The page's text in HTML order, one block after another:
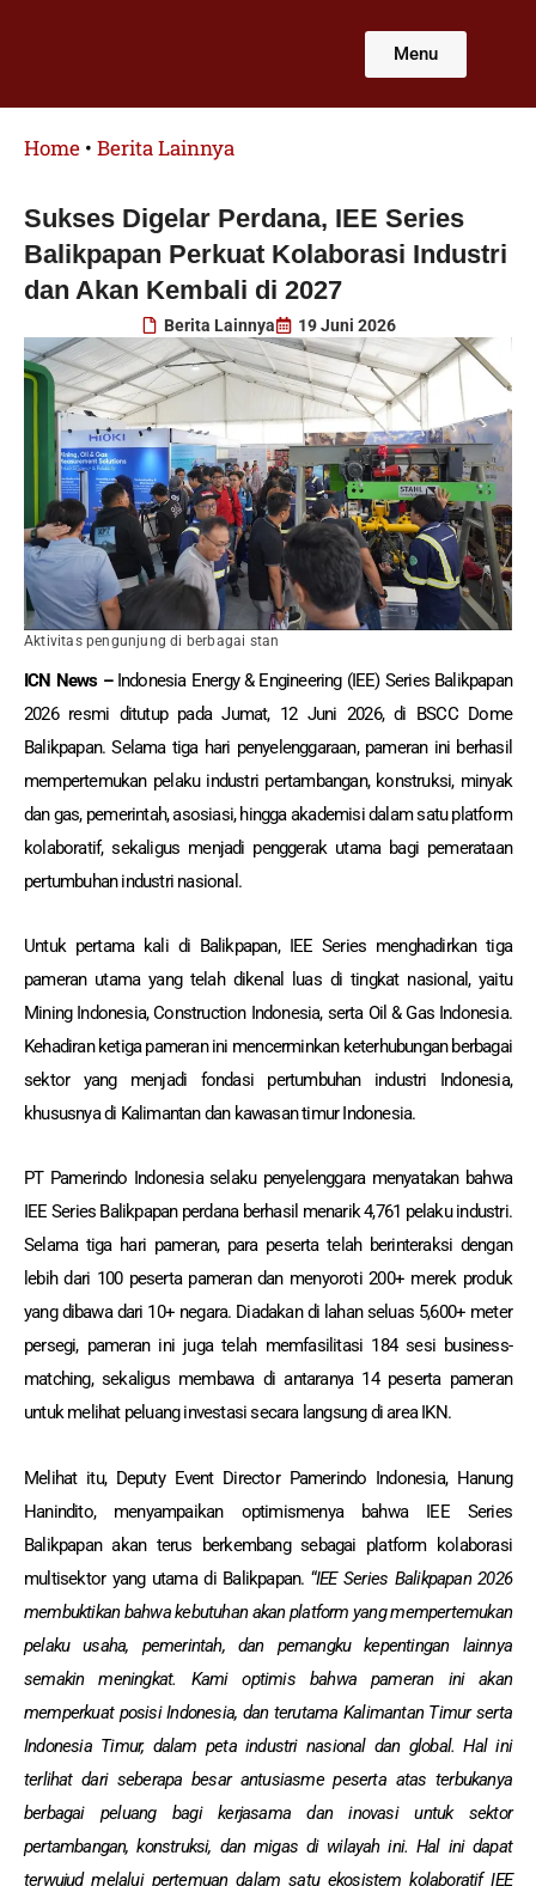
Menu
Home • Berita Lainnya
Sukses Digelar Perdana, IEE Series
Balikpapan Perkuat Kolaborasi Industri
dan Akan Kembali di 2027
Berita Lainnya 19 Juni 2026
Aktivitas pengunjung di berbagai stan
ICN News – Indonesia Energy & Engineering (IEE) Series Balikpapan
2026 resmi ditutup pada Jumat, 12 Juni 2026, di BSCC Dome
Balikpapan. Selama tiga hari penyelenggaraan, pameran ini berhasil
mempertemukan pelaku industri pertambangan, konstruksi, minyak
dan gas, pemerintah, asosiasi, hingga akademisi dalam satu platform
kolaboratif, sekaligus menjadi penggerak utama bagi pemerataan
pertumbuhan industri nasional.
Untuk pertama kali di Balikpapan, IEE Series menghadirkan tiga
pameran utama yang telah dikenal luas di tingkat nasional, yaitu
Mining Indonesia, Construction Indonesia, serta Oil & Gas Indonesia.
Kehadiran ketiga pameran ini mencerminkan keterhubungan berbagai
sektor yang menjadi fondasi pertumbuhan industri Indonesia,
khususnya di Kalimantan dan kawasan timur Indonesia.
PT Pamerindo Indonesia selaku penyelenggara menyatakan bahwa
IEE Series Balikpapan perdana berhasil menarik 4,761 pelaku industri.
Selama tiga hari pameran, para peserta telah berinteraksi dengan
lebih dari 100 peserta pameran dan menyoroti 200+ merek produk
yang dibawa dari 10+ negara. Diadakan di lahan seluas 5,600+ meter
persegi, pameran ini juga telah memfasilitasi 184 sesi business-
matching, sekaligus membawa di antaranya 14 peserta pameran
untuk melihat peluang investasi secara langsung di area IKN.
Melihat itu, Deputy Event Director Pamerindo Indonesia, Hanung
Hanindito, menyampaikan optimismenya bahwa IEE Series
Balikpapan akan terus berkembang sebagai platform kolaborasi
multisektor yang utama di Balikpapan. “IEE Series Balikpapan 2026
membuktikan bahwa kebutuhan akan platform yang mempertemukan
pelaku usaha, pemerintah, dan pemangku kepentingan lainnya
semakin meningkat. Kami optimis bahwa pameran ini akan
memperkuat posisi Indonesia, dan terutama Kalimantan Timur serta
Indonesia Timur, dalam peta industri nasional dan global. Hal ini
terlihat dari seberapa besar antusiasme peserta atas terbukanya
berbagai peluang bagi kerjasama dan inovasi untuk sektor
pertambangan, konstruksi, dan migas di wilayah ini. Hal ini dapat
terwujud melalui pertemuan dalam satu ekosistem kolaboratif IEE